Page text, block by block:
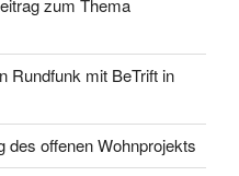
zum Thema
Rundfunk mit BeTrift in
des offenen Wohnprojekts